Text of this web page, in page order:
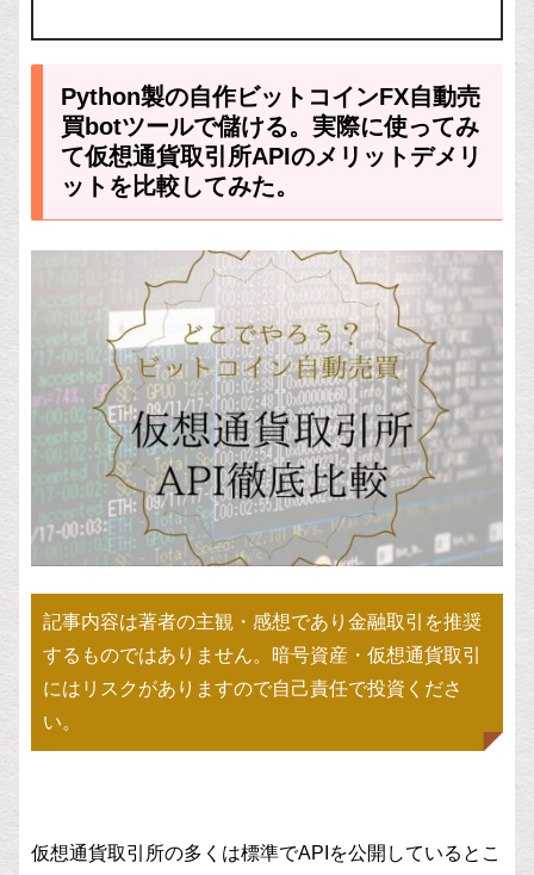
Python製の自作ビットコインFX自動売
買botツールで儲ける。実際に使ってみ
て仮想通貨取引所APIのメリットデメリ
ットを比較してみた。
記事内容は著者の主観・感想であり金融取引を推奨
するものではありません。暗号資産・仮想通貨取引
にはリスクがありますので自己責任で投資くださ
い。
仮想通貨取引所の多くは標準でAPIを公開しているとこ